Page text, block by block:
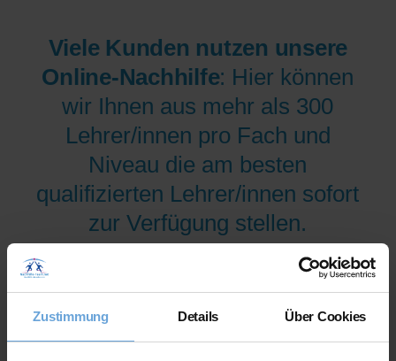
Zustimmung Details Über Cookies
Viele Kunden nutzen unsere
Online-Nachhilfe: Hier können
wir Ihnen aus mehr als 300
Lehrer/innen pro Fach und
Niveau die am besten
qualifizierten Lehrer/innen sofort
zur Verfügung stellen.
Jetzt verfügbare Lehrer/innen
für Online-Nachhilfe anzeigen
lassen.